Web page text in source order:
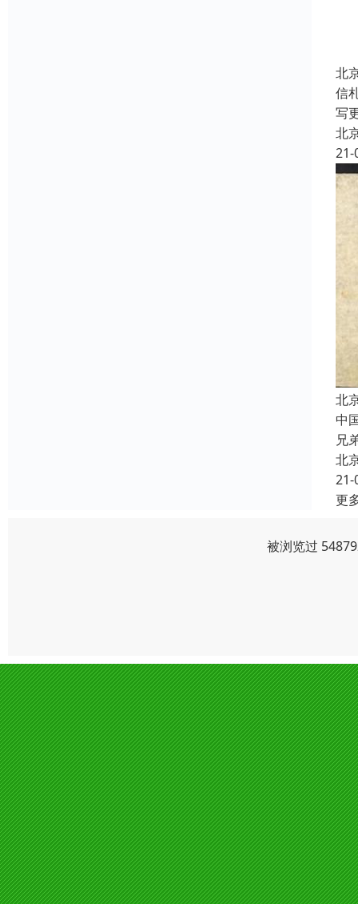
北
信
写
北
21-
北
中
兄
北
21-
更
被浏览过